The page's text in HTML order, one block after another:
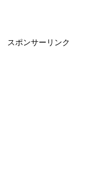
スポンサーリンク